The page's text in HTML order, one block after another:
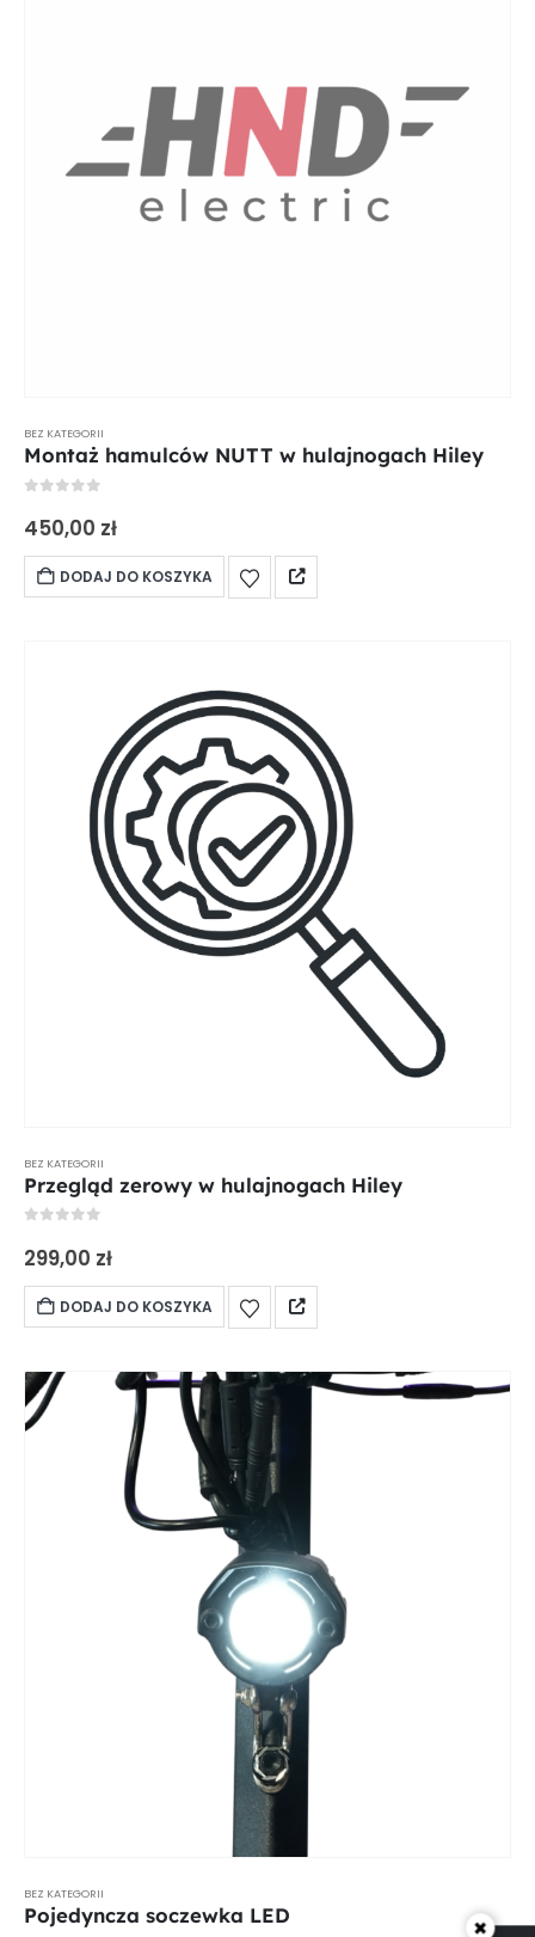
BEZ KATEGORII
Montaż hamulców NUTT w hulajnogach Hiley
450,00 zł
DODAJ DO KOSZYKA
BEZ KATEGORII
Przegląd zerowy w hulajnogach Hiley
299,00 zł
DODAJ DO KOSZYKA
BEZ KATEGORII
Pojedyncza soczewka LED ×